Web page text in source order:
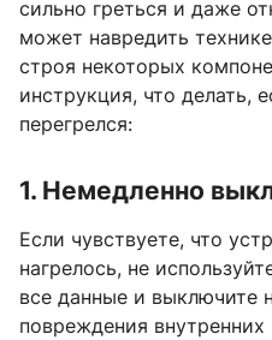
сильно греться и даже
может навредить
строя некоторых
инструкция, что делать,
перегрелся:
1. Немедленно
Если чувствуете, что
нагрелось, не
все данные и выключите
повреждения внутренних